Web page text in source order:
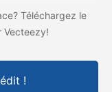
Téléchargez le
Vecteezy!
!